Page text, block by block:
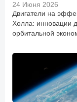
24 Июня 2026
Двигатели на
Холла: инновации
орбитальной